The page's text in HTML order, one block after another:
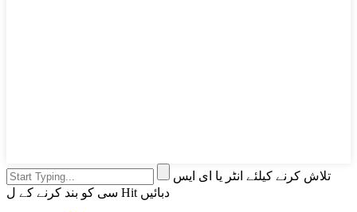
تلاش کرنے کیلئے انٹر یا ای ایس
سی کو بند کرنے کے ل Hit دبائیں